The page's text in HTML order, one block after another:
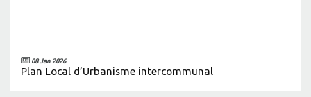
08 Jan 2026
Plan Local d’Urbanisme intercommunal